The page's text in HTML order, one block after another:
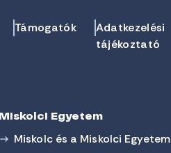
Támogatók
Adatkezelési
tájékoztató
Miskolci Egyetem
Miskolc és a Miskolci Egyetem